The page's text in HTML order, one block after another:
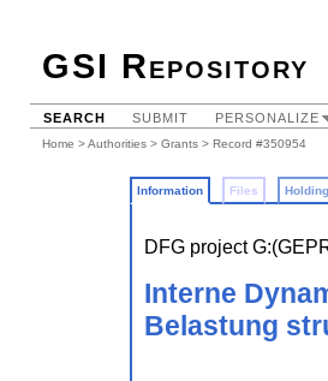
GSI Repository
SEARCH SUBMIT PERSONALIZE
Home >Authorities > Grants > Record #350954
Information Files
DFG project
Interne
Belastung